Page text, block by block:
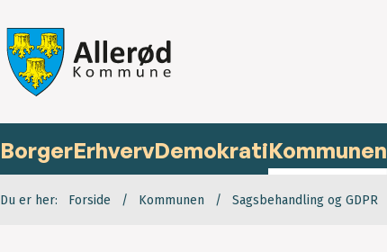
BorgerErhvervDemokratiKommunen
Du er her: Forside Kommunen Sagsbehandling og GDPR